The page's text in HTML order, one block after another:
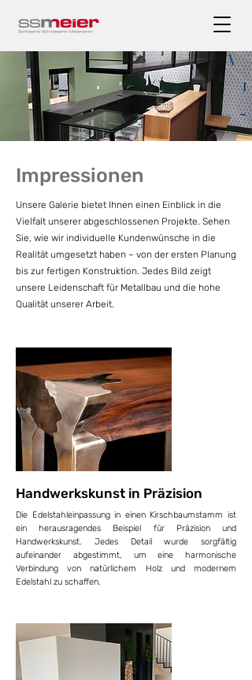
Impressionen
Unsere Galerie bietet Ihnen einen Einblick in die
Vielfalt unserer abgeschlossenen Projekte. Sehen
Sie, wie wir individuelle Kundenwünsche in die
Realität umgesetzt haben – von der ersten Planung
bis zur fertigen Konstruktion. Jedes Bild zeigt
unsere Leidenschaft für Metallbau und die hohe
Qualität unserer Arbeit.
Handwerkskunst in Präzision
Die Edelstahleinpassung in einen Kirschbaumstamm ist
ein herausragendes Beispiel für Präzision und
Handwerkskunst. Jedes Detail wurde sorgfältig
aufeinander abgestimmt, um eine harmonische
Verbindung von natürlichem Holz und modernem
Edelstahl zu schaffen.